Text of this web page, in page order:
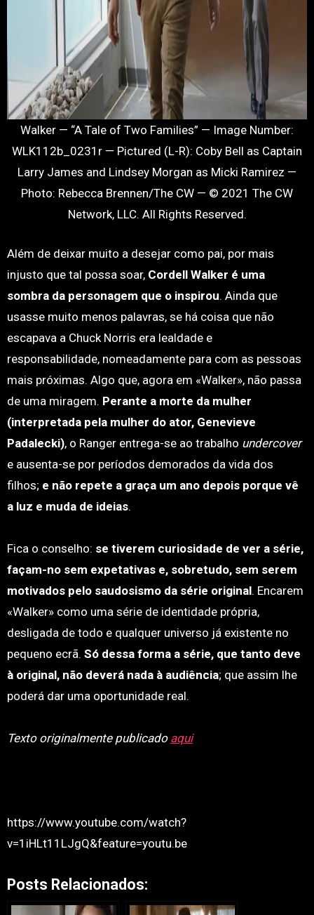
Walker — “A Tale of Two Families” — Image Number:
WLK112b_0231r — Pictured (L-R): Coby Bell as Captain
Larry James and Lindsey Morgan as Micki Ramirez —
Photo: Rebecca Brennen/The CW — © 2021 The CW
Network, LLC. All Rights Reserved.
Além de deixar muito a desejar como pai, por mais
injusto que tal possa soar, Cordell Walker é uma
sombra da personagem que o inspirou. Ainda que
usasse muito menos palavras, se há coisa que não
escapava a Chuck Norris era lealdade e
responsabilidade, nomeadamente para com as pessoas
mais próximas. Algo que, agora em «Walker», não passa
de uma miragem. Perante a morte da mulher
(interpretada pela mulher do ator, Genevieve
Padalecki), o Ranger entrega-se ao trabalho undercover
e ausenta-se por períodos demorados da vida dos
filhos; e não repete a graça um ano depois porque vê
a luz e muda de ideias.
Fica o conselho: se tiverem curiosidade de ver a série,
façam-no sem expetativas e, sobretudo, sem serem
motivados pelo saudosismo da série original. Encarem
«Walker» como uma série de identidade própria,
desligada de todo e qualquer universo já existente no
pequeno ecrã. Só dessa forma a série, que tanto deve
à original, não deverá nada à audiência; que assim lhe
poderá dar uma oportunidade real.
Texto originalmente publicado aqui
https://www.youtube.com/watch?
v=1iHLt11LJgQ&feature=youtu.be
Posts Relacionados: